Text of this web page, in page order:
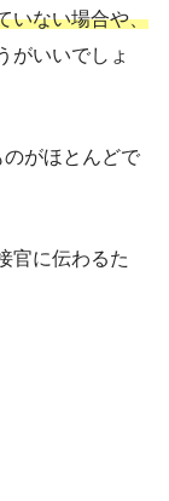
いない場合や、
がいいでしょ
がほとんどで
官に伝わるた